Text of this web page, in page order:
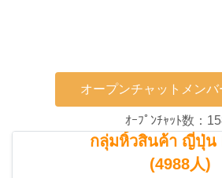
オープンチャットメン
ｵｰﾌﾟﾝﾁｬｯﾄ数：
กลุ่มหิ้วสินค้า ญี่ปุ่น
(4988人)